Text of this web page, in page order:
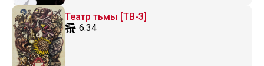
Театр тьмы [ТВ-3]
6.34